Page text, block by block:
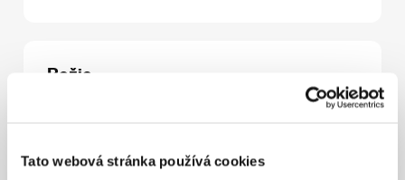
Tato webová stránka používá cookies
Režie